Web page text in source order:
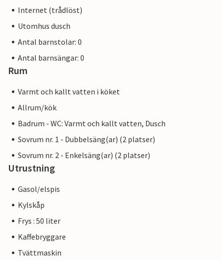
Internet (trådlöst)
Utomhus dusch
Antal barnstolar: 0
Antal barnsängar: 0
Rum
Varmt och kallt vatten i köket
Allrum/kök
Badrum - WC: Varmt och kallt vatten, Dusch
Sovrum nr. 1 - Dubbelsäng(ar) (2 platser)
Sovrum nr. 2 - Enkelsäng(ar) (2 platser)
Utrustning
Gasol/elspis
Kylskåp
Frys : 50 liter
Kaffebryggare
Tvättmaskin